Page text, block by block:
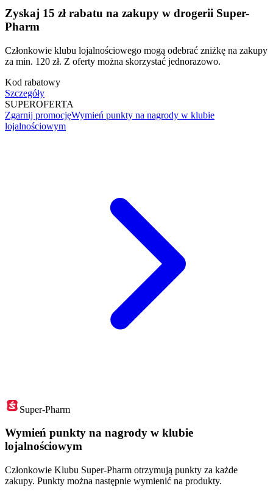
Zyskaj 15 zł rabatu na zakupy w drogerii Super-
Pharm
Członkowie klubu lojalnościowego mogą odebrać zniżkę na zakupy
za min. 120 zł. Z oferty można skorzystać jednorazowo.
Kod rabatowy
Szczegóły
SUPEROFERTA
Zgarnij promocjęWymień punkty na nagrody w klubie
lojalnościowym
Super-Pharm
Wymień punkty na nagrody w klubie
lojalnościowym
Członkowie Klubu Super-Pharm otrzymują punkty za każde
zakupy. Punkty można następnie wymienić na produkty.